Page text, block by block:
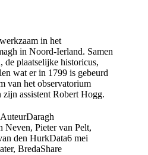
in het
in Noord-Ierland. Samen
de plaatselijke historicus,
wat er in 1799 is gebeurd
van het observatorium
assistent Robert Hogg.
AuteurDaragh
Neven, Pieter van Pelt,
den HurkData6 mei
BredaShare